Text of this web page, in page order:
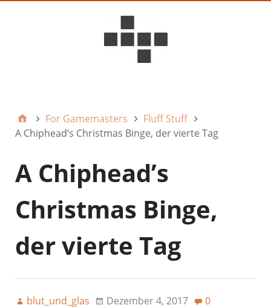
For Gamemasters
Fluff Stuff
A Chiphead’s Christmas Binge, der vierte Tag
A Chiphead’s
Christmas Binge,
der vierte Tag
blut_und_glas Dezember 4, 2017 0